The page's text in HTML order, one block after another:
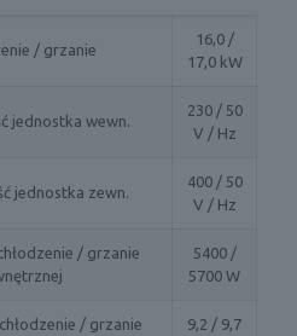
/ grzanie
16,0 /
17,0 kW
jednostka wewn.
230 / 50
V / Hz
jednostka zewn.
400 / 50
V / Hz
/ grzanie
5400 /
5700 W
/ grzanie
9,2 / 9,7